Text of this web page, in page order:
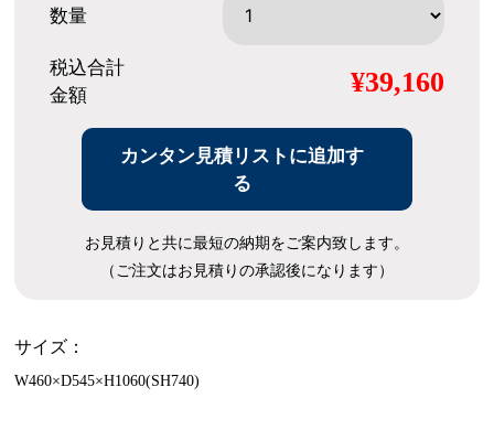
数量
税込合計
金額
¥39,160
カンタン見積リストに追加す
る
お見積りと共に最短の納期をご案内致します。
（ご注文はお見積りの承認後になります）
サイズ：
W460×D545×H1060(SH740)